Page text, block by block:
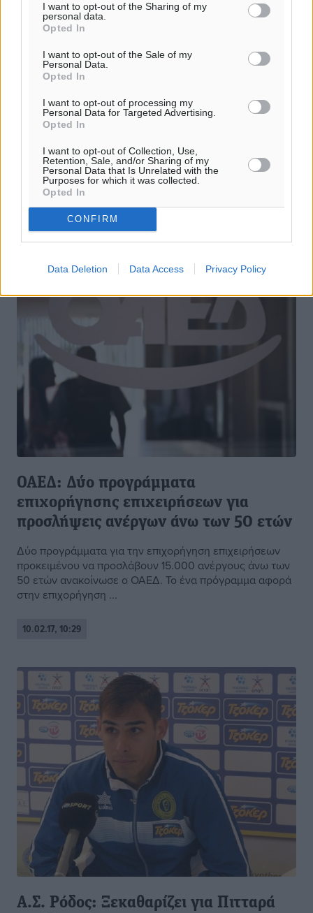
I want to opt-out of the Sharing of my
personal data.
Opted In
I want to opt-out of the Sale of my
Personal Data.
Opted In
I want to opt-out of processing my
Personal Data for Targeted Advertising.
Opted In
I want to opt-out of Collection, Use,
Retention, Sale, and/or Sharing of my
Personal Data that Is Unrelated with the
Purposes for which it was collected.
Opted In
CONFIRM
Data Deletion Data Access Privacy Policy
Σάρωσαν τα μετάλλια οι Μαχητές Κω
Εξαιρετικό ήταν το αποτέλεσμα της συμμετοχής των
αθλητών του συλλόγου «Μαχητές της Κω» στους αγώνες
του AthensChallenge, που πραγματοποιήθηκαν το
σαββατοκύριακο 4-5 ...
10.02.17, 10:30
ΟΑΕΔ: Δύο προγράμματα
επιχορήγησης επιχειρήσεων για
προσλήψεις ανέργων άνω των 50 ετών
Δύο προγράμματα για την επιχορήγηση επιχειρήσεων
προκειμένου να προσλάβουν 15.000 ανέργους άνω των
50 ετών ανακοίνωσε ο ΟΑΕΔ. Το ένα πρόγραμμα αφορά
στην επιχορήγηση ...
10.02.17, 10:29
Α.Σ. Ρόδος: Ξεκαθαρίζει για Πιτταρά